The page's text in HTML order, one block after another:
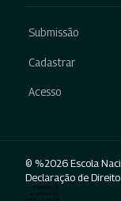
Submissão
Cadastrar
Acesso
© %2026 Escola
Declaração de